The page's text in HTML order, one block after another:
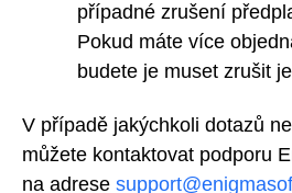
případné zrušení
Pokud máte více
budete je muset zrušit
V případě jakýchkoli dotazů
můžete kontaktovat podporu
na adrese